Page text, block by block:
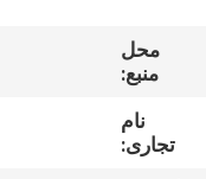
فیلم
های
محل
منبع:
نام
تجاری: